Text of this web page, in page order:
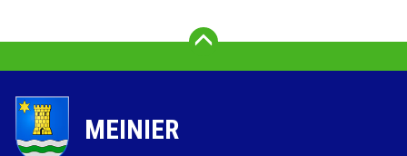
Vers le haut
MEINIER